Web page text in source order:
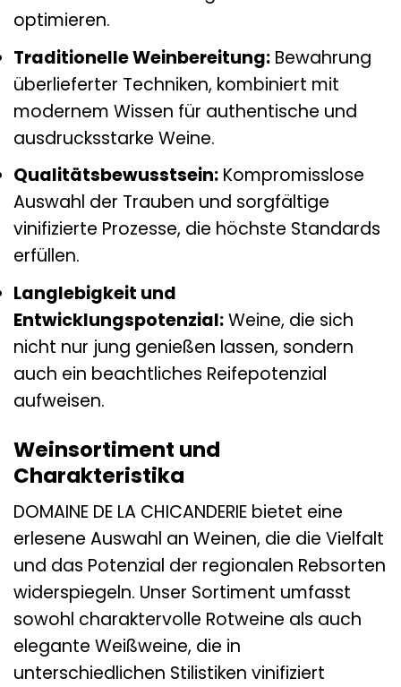
optimieren.
Traditionelle Weinbereitung: Bewahrung
überlieferter Techniken, kombiniert mit
modernem Wissen für authentische und
ausdrucksstarke Weine.
Qualitätsbewusstsein: Kompromisslose
Auswahl der Trauben und sorgfältige
vinifizierte Prozesse, die höchste Standards
erfüllen.
Langlebigkeit und
Entwicklungspotenzial:Weine, die sich
nicht nur jung genießen lassen, sondern
auch ein beachtliches Reifepotenzial
aufweisen.
Weinsortiment und
Charakteristika
DOMAINE DE LA CHICANDERIE bietet eine
erlesene Auswahl an Weinen, die die Vielfalt
und das Potenzial der regionalen Rebsorten
widerspiegeln. Unser Sortiment umfasst
sowohl charaktervolle Rotweine als auch
elegante Weißweine, die in
unterschiedlichen Stilistiken vinifiziert